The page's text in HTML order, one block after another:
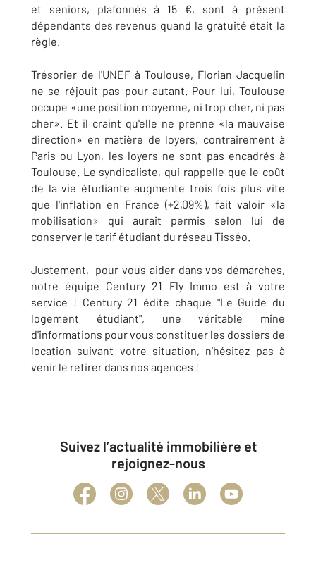
et seniors, plafonnés à 15 €, sont à présent
dépendants des revenus quand la gratuité était la
règle.
Trésorier de l'UNEF à Toulouse, Florian Jacquelin
ne se réjouit pas pour autant. Pour lui, Toulouse
occupe «une position moyenne, ni trop cher, ni pas
cher». Et il craint qu'elle ne prenne «la mauvaise
direction» en matière de loyers, contrairement à
Paris ou Lyon, les loyers ne sont pas encadrés à
Toulouse. Le syndicaliste, qui rappelle que le coût
de la vie étudiante augmente trois fois plus vite
que l'inflation en France (+2,09%), fait valoir «la
mobilisation» qui aurait permis selon lui de
conserver le tarif étudiant du réseau Tisséo.
Justement, pour vous aider dans vos démarches,
notre équipe Century 21 Fly Immo est à votre
service ! Century 21 édite chaque "Le Guide du
logement étudiant", une véritable mine
d'informations pour vous constituer les dossiers de
location suivant votre situation, n'hésitez pas à
venir le retirer dans nos agences !
Suivez l’actualité immobilière et
rejoignez-nous